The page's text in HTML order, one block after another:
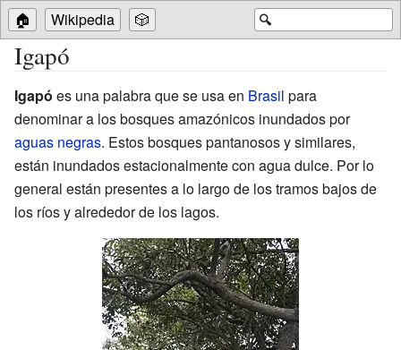
🔍
🏠 Wikipedia 🎲
Igapó
Igapó es una palabra que se usa en Brasil para
denominar a los bosques amazónicos inundados por
aguas negras. Estos bosques pantanosos y similares,
están inundados estacionalmente con agua dulce. Por lo
general están presentes a lo largo de los tramos bajos de
los ríos y alrededor de los lagos.